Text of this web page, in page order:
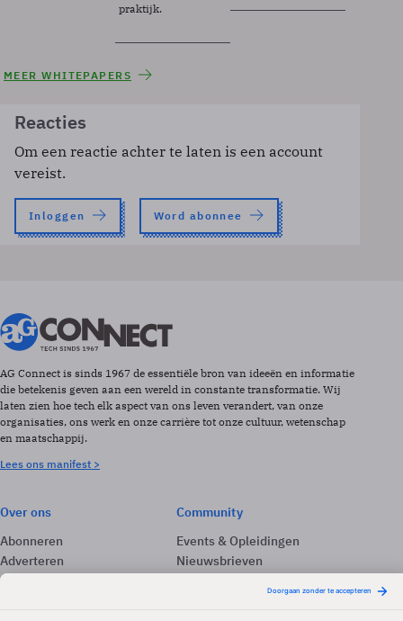
praktijk.
MEER WHITEPAPERS
Reacties
Om een reactie achter te laten is een account
vereist.
Inloggen Word abonnee
AG Connect is sinds 1967 de essentiële bron van ideeën en informatie
die betekenis geven aan een wereld in constante transformatie. Wij
laten zien hoe tech elk aspect van ons leven verandert, van onze
organisaties, ons werk en onze carrière tot onze cultuur, wetenschap
en maatschappij.
Lees ons manifest >
Over ons
Abonneren
Adverteren
Contact
Community
Events & Opleidingen
Nieuwsbrieven